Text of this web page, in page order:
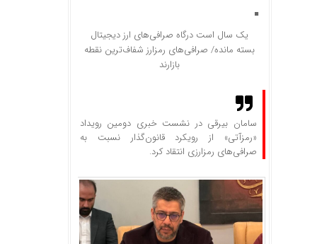
یک سال است درگاه صرافی‌های ارز دیجیتال
بسته مانده/ صرافی‌های رمزارز شفاف‌ترین نقطه
بازارند
سامان بیرقی در نشست خبری دومین رویداد
«رمزآتی» از رویکرد قانون‌گذار نسبت به
صرافی‌های رمزارزی انتقاد کرد.